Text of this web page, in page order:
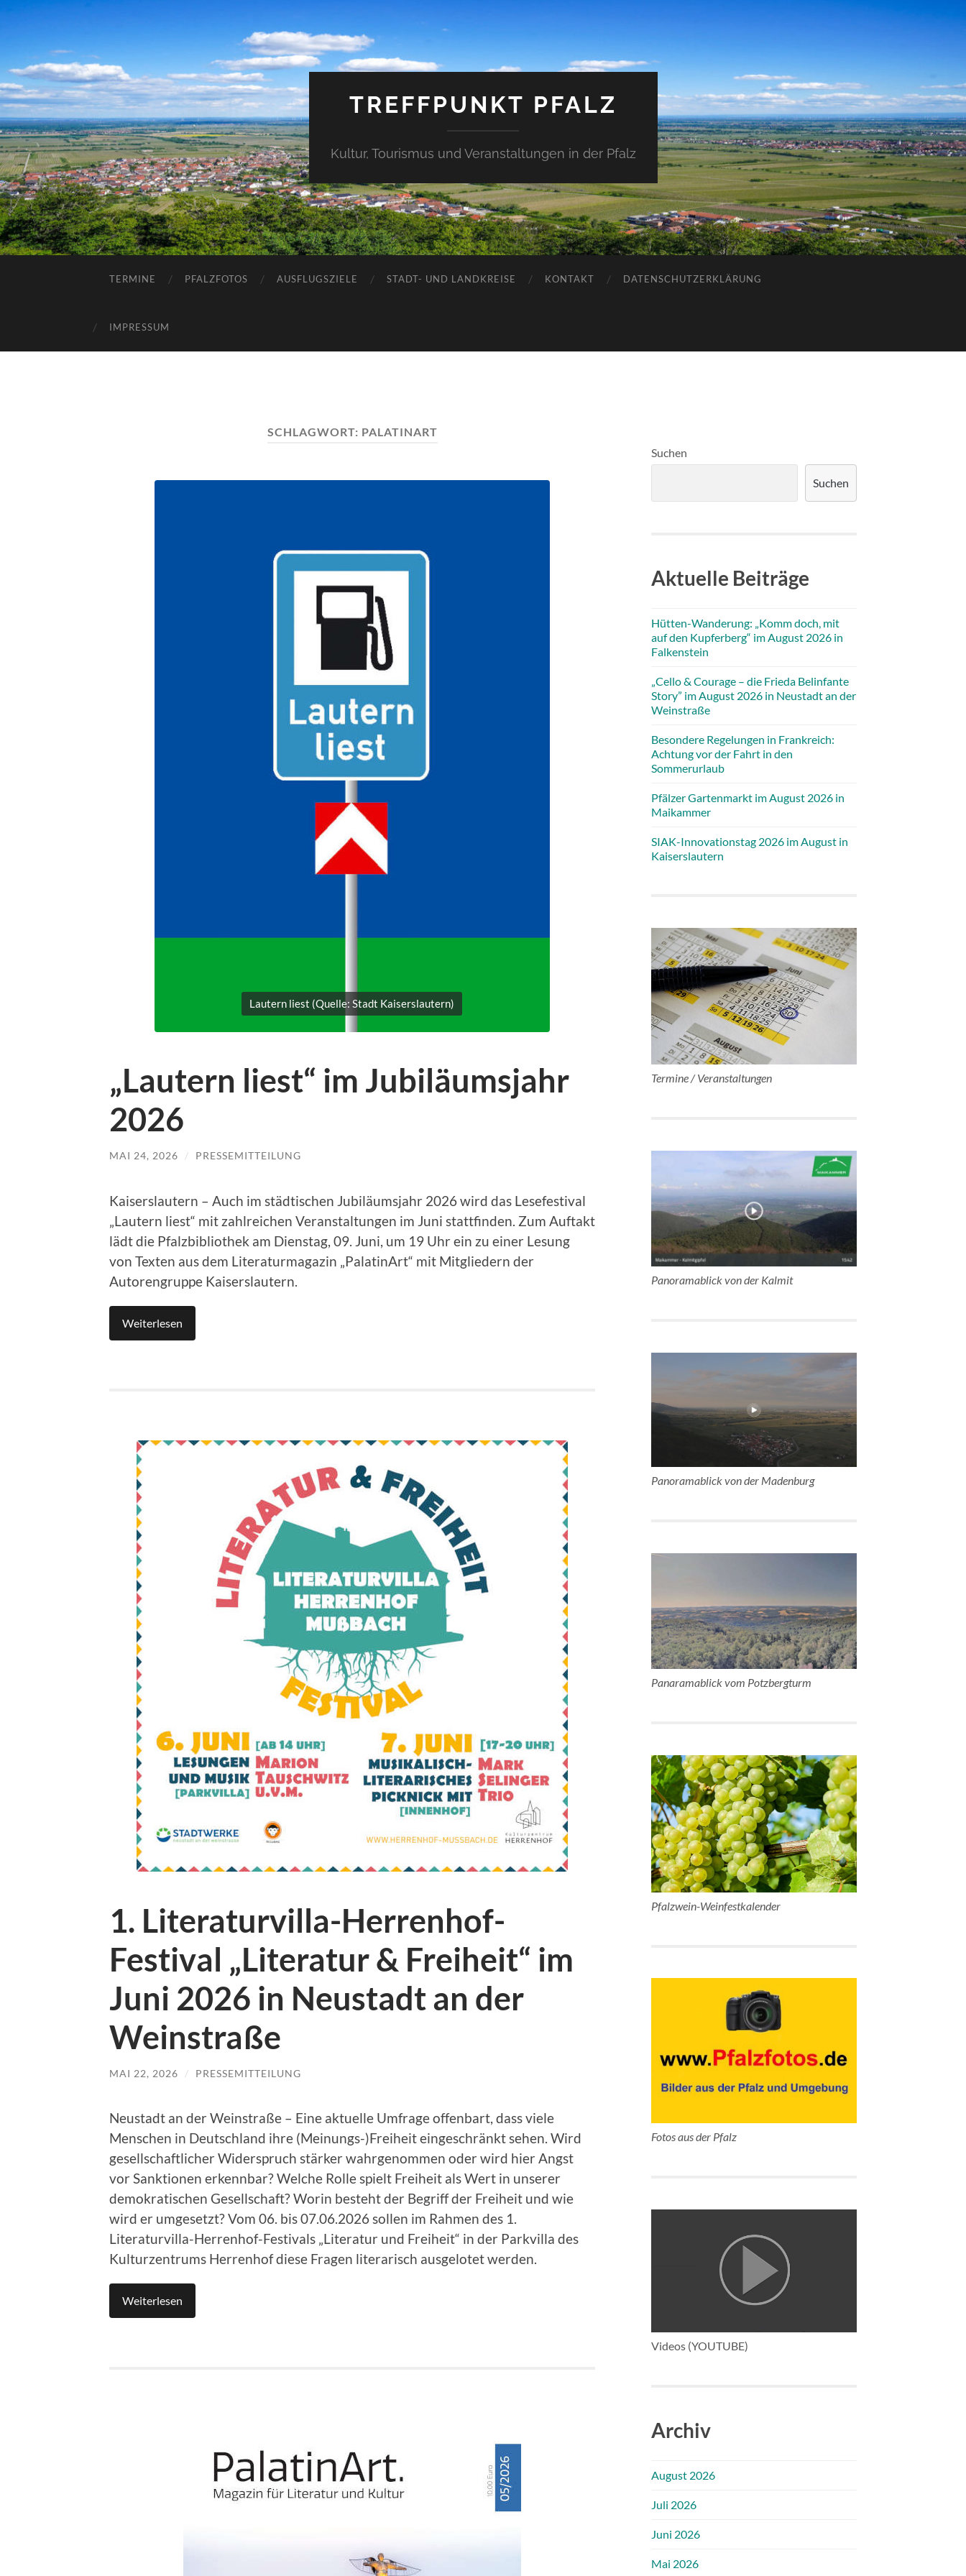
TREFFPUNKT PFALZ
Kultur, Tourismus und Veranstaltungen in der Pfalz
TERMINE PFALZFOTOS AUSFLUGSZIELE STADT- UND LANDKREISE KONTAKT DATENSCHUTZERKLÄRUNG
IMPRESSUM
SCHLAGWORT: PALATINART
Lautern liest (Quelle: Stadt Kaiserslautern)
„Lautern liest“ im Jubiläumsjahr
2026
MAI 24, 2026 / PRESSEMITTEILUNG
Kaiserslautern – Auch im städtischen Jubiläumsjahr 2026 wird das Lesefestival
„Lautern liest“ mit zahlreichen Veranstaltungen im Juni stattfinden. Zum Auftakt
lädt die Pfalzbibliothek am Dienstag, 09. Juni, um 19 Uhr ein zu einer Lesung
von Texten aus dem Literaturmagazin „PalatinArt“ mit Mitgliedern der
Autorengruppe Kaiserslautern.
Weiterlesen
1. Literaturvilla-Herrenhof-
Festival „Literatur & Freiheit“ im
Juni 2026 in Neustadt an der
Weinstraße
MAI 22, 2026 / PRESSEMITTEILUNG
Neustadt an der Weinstraße – Eine aktuelle Umfrage offenbart, dass viele
Menschen in Deutschland ihre (Meinungs-)Freiheit eingeschränkt sehen. Wird
gesellschaftlicher Widerspruch stärker wahrgenommen oder wird hier Angst
vor Sanktionen erkennbar? Welche Rolle spielt Freiheit als Wert in unserer
demokratischen Gesellschaft? Worin besteht der Begriff der Freiheit und wie
wird er umgesetzt? Vom 06. bis 07.06.2026 sollen im Rahmen des 1.
Literaturvilla-Herrenhof-Festivals „Literatur und Freiheit“ in der Parkvilla des
Kulturzentrums Herrenhof diese Fragen literarisch ausgelotet werden.
Weiterlesen
Suchen
Suchen
Aktuelle Beiträge
Hütten-Wanderung: „Komm doch, mit
auf den Kupferberg“ im August 2026 in
Falkenstein
„Cello & Courage – die Frieda Belinfante
Story” im August 2026 in Neustadt an der
Weinstraße
Besondere Regelungen in Frankreich:
Achtung vor der Fahrt in den
Sommerurlaub
Pfälzer Gartenmarkt im August 2026 in
Maikammer
SIAK-Innovationstag 2026 im August in
Kaiserslautern
Termine / Veranstaltungen
Panoramablick von der Kalmit
Panoramablick von der Madenburg
Panaramablick vom Potzbergturm
Pfalzwein-Weinfestkalender
Fotos aus der Pfalz
Videos (YOUTUBE)
Archiv
August 2026
Juli 2026
Juni 2026
Mai 2026